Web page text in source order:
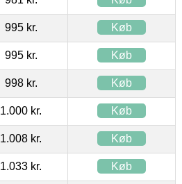
995 kr. Køb
995 kr. Køb
998 kr. Køb
1.000 kr. Køb
1.008 kr. Køb
1.033 kr. Køb